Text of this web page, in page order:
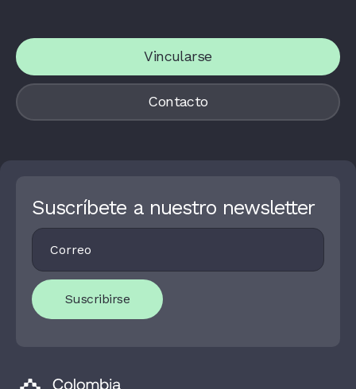
Contacto
Vincularse
Suscríbete a nuestro newsletter
Footer
Newsletter
Suscribirse
I
O
U
A
R
N